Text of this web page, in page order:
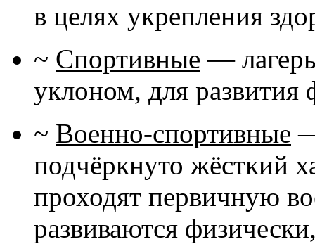
в целях укрепления
~ Спортивные —
уклоном, для развития
~ Военно-спортивные
подчёркнуто жёсткий
проходят первичную
развиваются